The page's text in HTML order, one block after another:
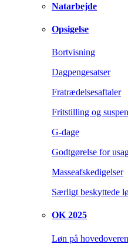
Natarbejde
Opsigelse
Bortvisning
Dagpengesatser
Fratrædelsesaftaler
Fritstilling og
G-dage
Godtgørelse for
Masseafskedigelser
Særligt beskyttede
OK 2025
Løn på